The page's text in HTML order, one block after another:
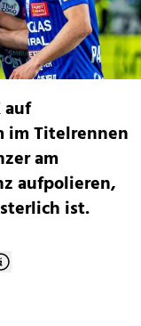
auf
im Titelrennen
am
aufpolieren,
ist.